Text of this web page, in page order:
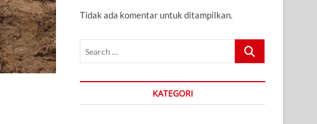
Tidak ada komentar untuk ditampilkan.
Search
KATEGORI